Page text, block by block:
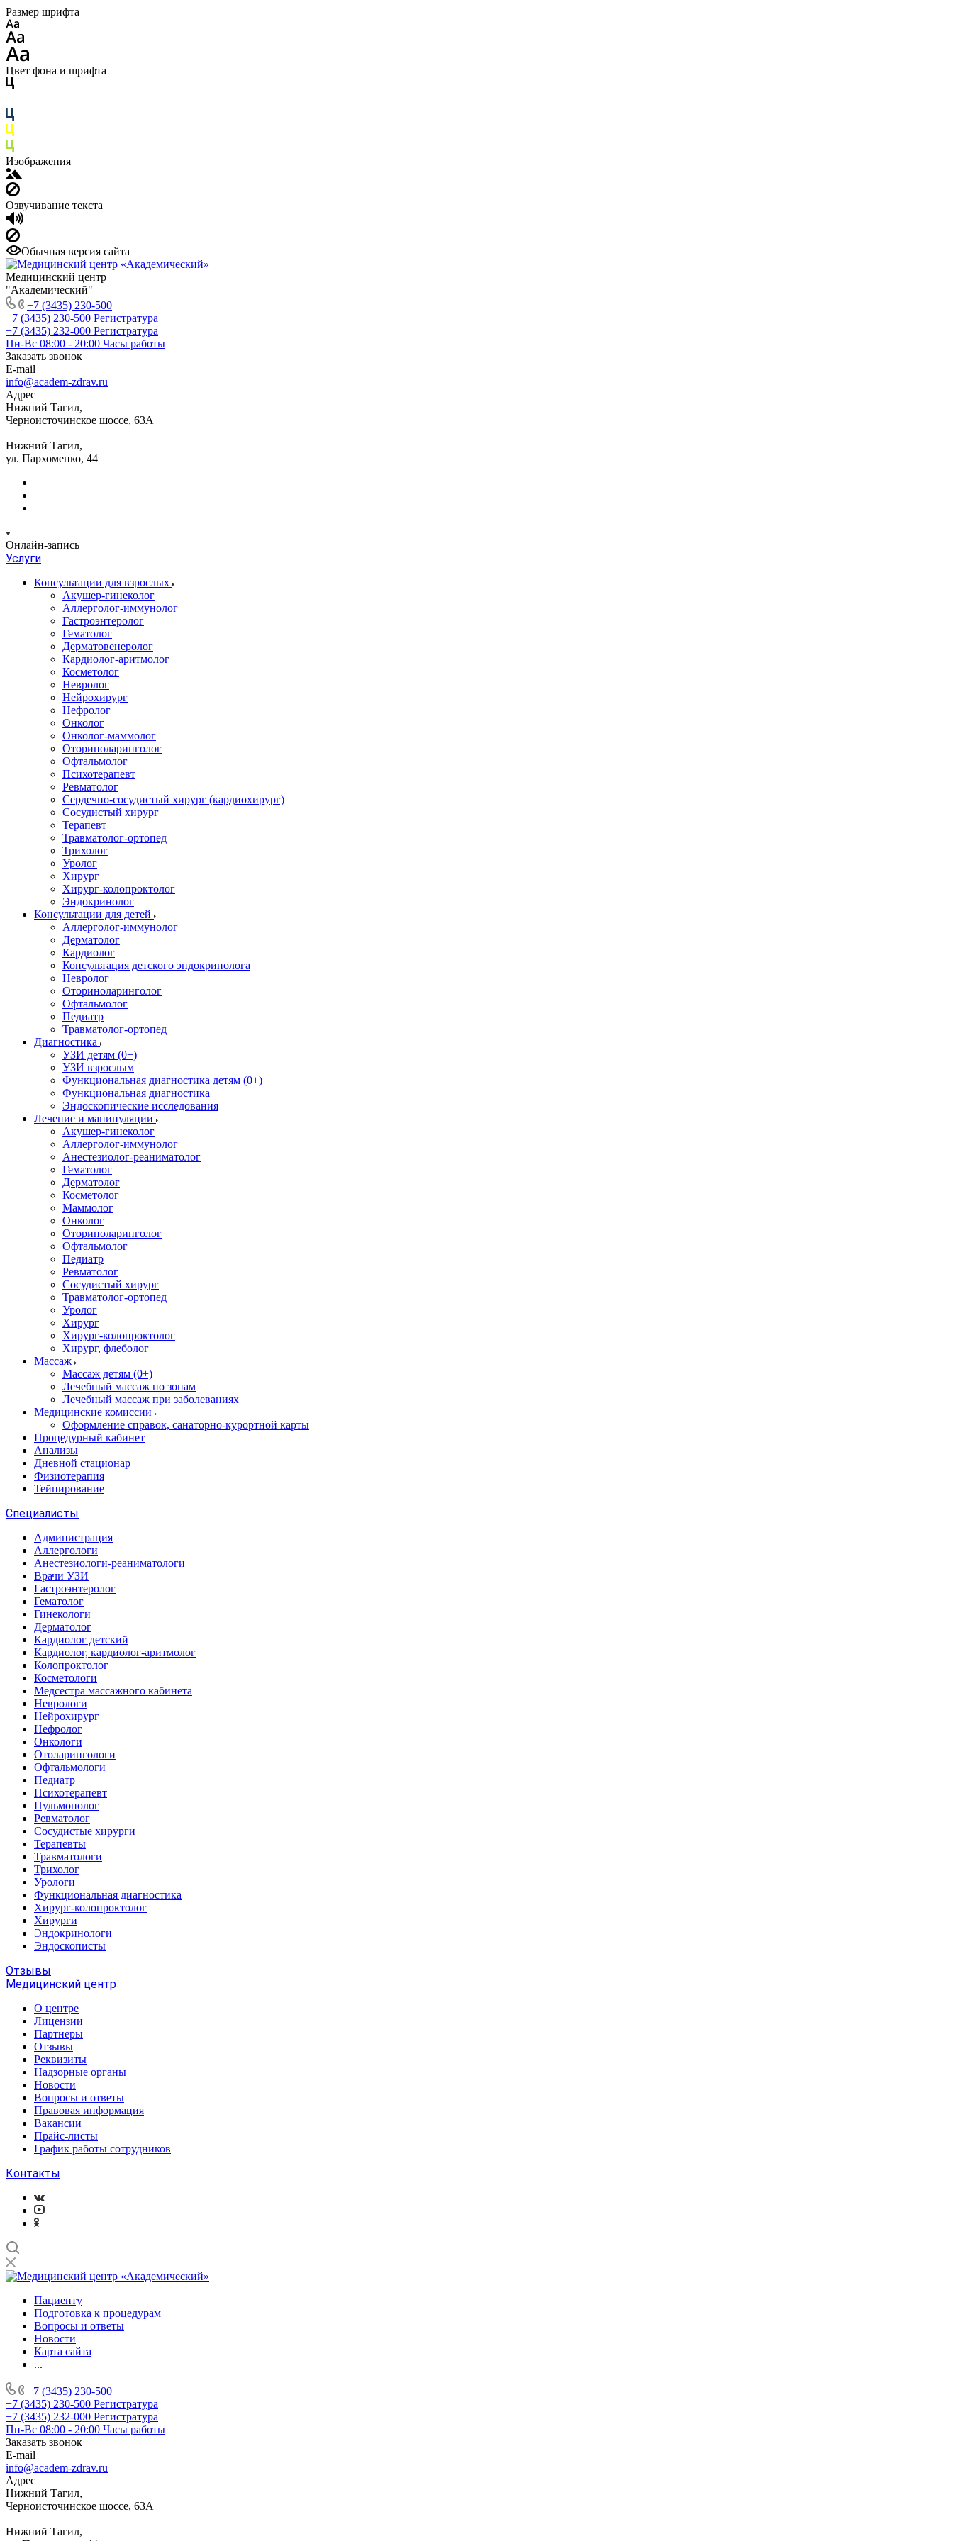
Размер шрифта
Цвет фона и шрифта
Изображения
Озвучивание текста
Обычная версия сайта
Медицинский центр
"Академический"
+7 (3435) 230-500
+7 (3435) 230-500 Регистратура
+7 (3435) 232-000 Регистратура
Пн-Вс 08:00 - 20:00 Часы работы
Заказать звонок
E-mail
info@academ-zdrav.ru
Адрес
Нижний Тагил,
Черноисточинское шоссе, 63А
Нижний Тагил,
ул. Пархоменко, 44
Онлайн-запись
Услуги
Консультации для взрослых
Акушер-гинеколог
Аллерголог-иммунолог
Гастроэнтеролог
Гематолог
Дерматовенеролог
Кардиолог-аритмолог
Косметолог
Невролог
Нейрохирург
Нефролог
Онколог
Онколог-маммолог
Оториноларинголог
Офтальмолог
Психотерапевт
Ревматолог
Сердечно-сосудистый хирург (кардиохирург)
Сосудистый хирург
Терапевт
Травматолог-ортопед
Трихолог
Уролог
Хирург
Хирург-колопроктолог
Эндокринолог
Консультации для детей
Аллерголог-иммунолог
Дерматолог
Кардиолог
Консультация детского эндокринолога
Невролог
Оториноларинголог
Офтальмолог
Педиатр
Травматолог-ортопед
Диагностика
УЗИ детям (0+)
УЗИ взрослым
Функциональная диагностика детям (0+)
Функциональная диагностика
Эндоскопические исследования
Лечение и манипуляции
Акушер-гинеколог
Аллерголог-иммунолог
Анестезиолог-реаниматолог
Гематолог
Дерматолог
Косметолог
Маммолог
Онколог
Оториноларинголог
Офтальмолог
Педиатр
Ревматолог
Сосудистый хирург
Травматолог-ортопед
Уролог
Хирург
Хирург-колопроктолог
Хирург, флеболог
Массаж
Массаж детям (0+)
Лечебный массаж по зонам
Лечебный массаж при заболеваниях
Медицинские комиссии
Оформление справок, санаторно-курортной карты
Процедурный кабинет
Анализы
Дневной стационар
Физиотерапия
Тейпирование
Специалисты
Администрация
Аллергологи
Анестезиологи-реаниматологи
Врачи УЗИ
Гастроэнтеролог
Гематолог
Гинекологи
Дерматолог
Кардиолог детский
Кардиолог, кардиолог-аритмолог
Колопроктолог
Косметологи
Медсестра массажного кабинета
Неврологи
Нейрохирург
Нефролог
Онкологи
Отоларингологи
Офтальмологи
Педиатр
Психотерапевт
Пульмонолог
Ревматолог
Сосудистые хирурги
Терапевты
Травматологи
Трихолог
Урологи
Функциональная диагностика
Хирург-колопроктолог
Хирурги
Эндокринологи
Эндоскописты
Отзывы
Медицинский центр
О центре
Лицензии
Партнеры
Отзывы
Реквизиты
Надзорные органы
Новости
Вопросы и ответы
Правовая информация
Вакансии
Прайс-листы
График работы сотрудников
Контакты
Пациенту
Подготовка к процедурам
Вопросы и ответы
Новости
Карта сайта
...
+7 (3435) 230-500
+7 (3435) 230-500 Регистратура
+7 (3435) 232-000 Регистратура
Пн-Вс 08:00 - 20:00 Часы работы
Заказать звонок
E-mail
info@academ-zdrav.ru
Адрес
Нижний Тагил,
Черноисточинское шоссе, 63А
Нижний Тагил,